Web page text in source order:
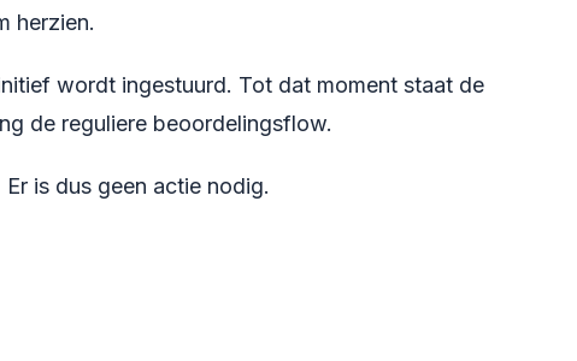
herzien.
wordt ingestuurd. Tot dat moment staat de
de reguliere beoordelingsflow.
is dus geen actie nodig.